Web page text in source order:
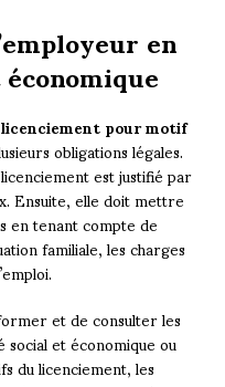
en
licenciement pour motif
obligations légales.
est justifié par
Ensuite, elle doit mettre
en tenant compte de
familiale, les charges
et de consulter les
et économique ou
du licenciement, les